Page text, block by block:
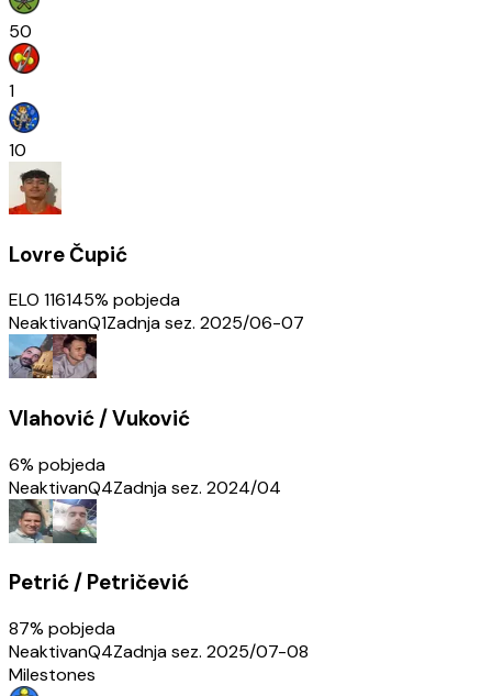
50
1
10
Lovre Čupić
ELO 116145% pobjeda
NeaktivanQ1Zadnja sez. 2025/06-07
Vlahović / Vuković
6% pobjeda
NeaktivanQ4Zadnja sez. 2024/04
Petrić / Petričević
87% pobjeda
NeaktivanQ4Zadnja sez. 2025/07-08
Milestones